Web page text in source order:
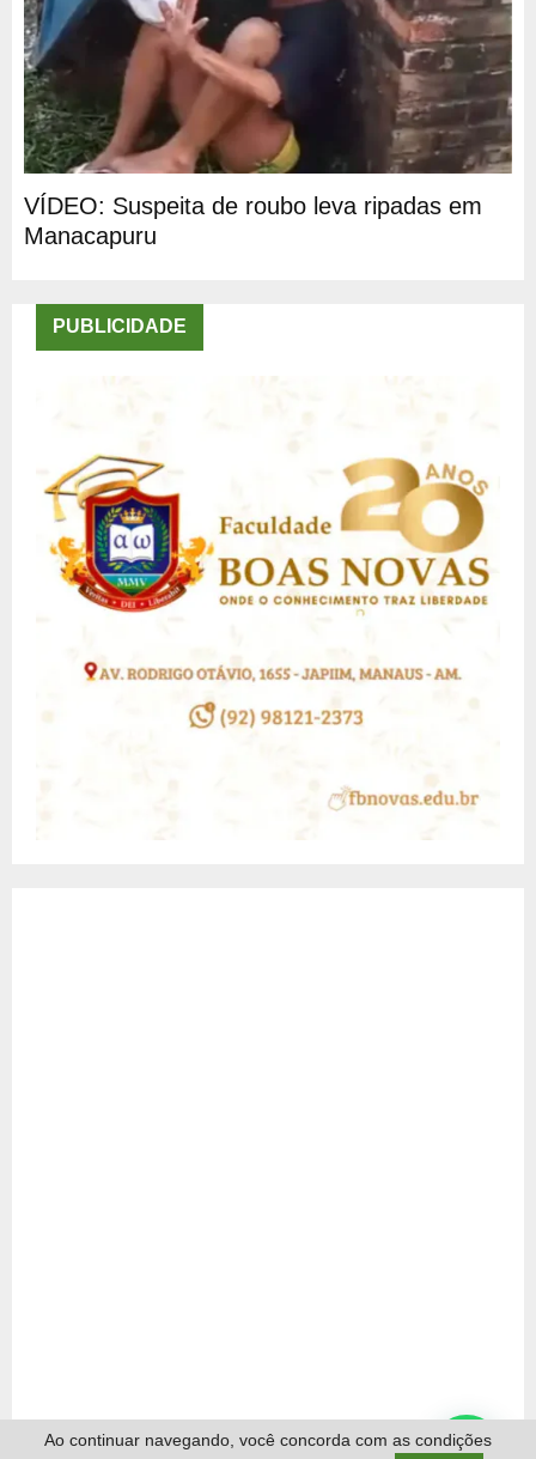
VÍDEO: Suspeita de roubo leva ripadas em
Manacapuru
PUBLICIDADE
Ao continuar navegando, você concorda com as condições